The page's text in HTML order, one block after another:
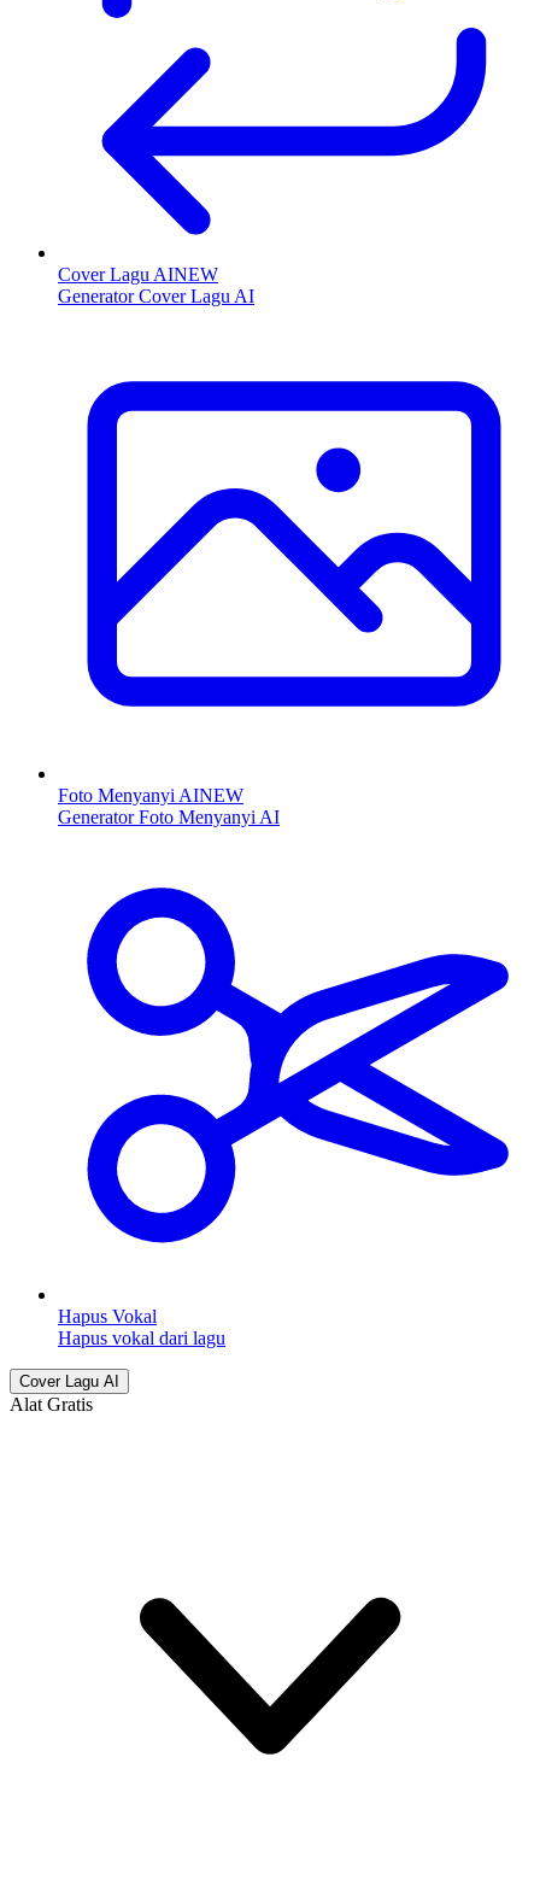
Cover Lagu AINEW
Generator Cover Lagu AI
Foto Menyanyi AINEW
Generator Foto Menyanyi AI
Hapus Vokal
Hapus vokal dari lagu
Cover Lagu AI
Alat Gratis